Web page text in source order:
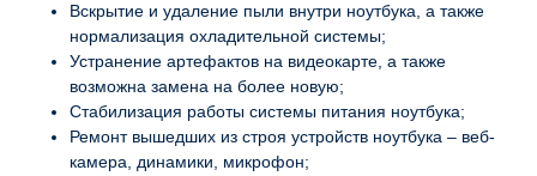
Вскрытие и удаление пыли внутри ноутбука, а также
нормализация охладительной системы;
Устранение артефактов на видеокарте, а также
возможна замена на более новую;
Стабилизация работы системы питания ноутбука;
Ремонт вышедших из строя устройств ноутбука – веб-
камера, динамики, микрофон;